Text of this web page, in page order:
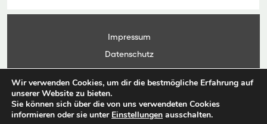
Impressum
Datenschutz
Kontakt
Anwendungsportal
Wir verwenden Cookies, um dir die bestmögliche Erfahrung auf
unserer Website zu bieten.
Sie können sich über die von uns verwendeten Cookies
informieren oder sie unter Einstellungen ausschalten.